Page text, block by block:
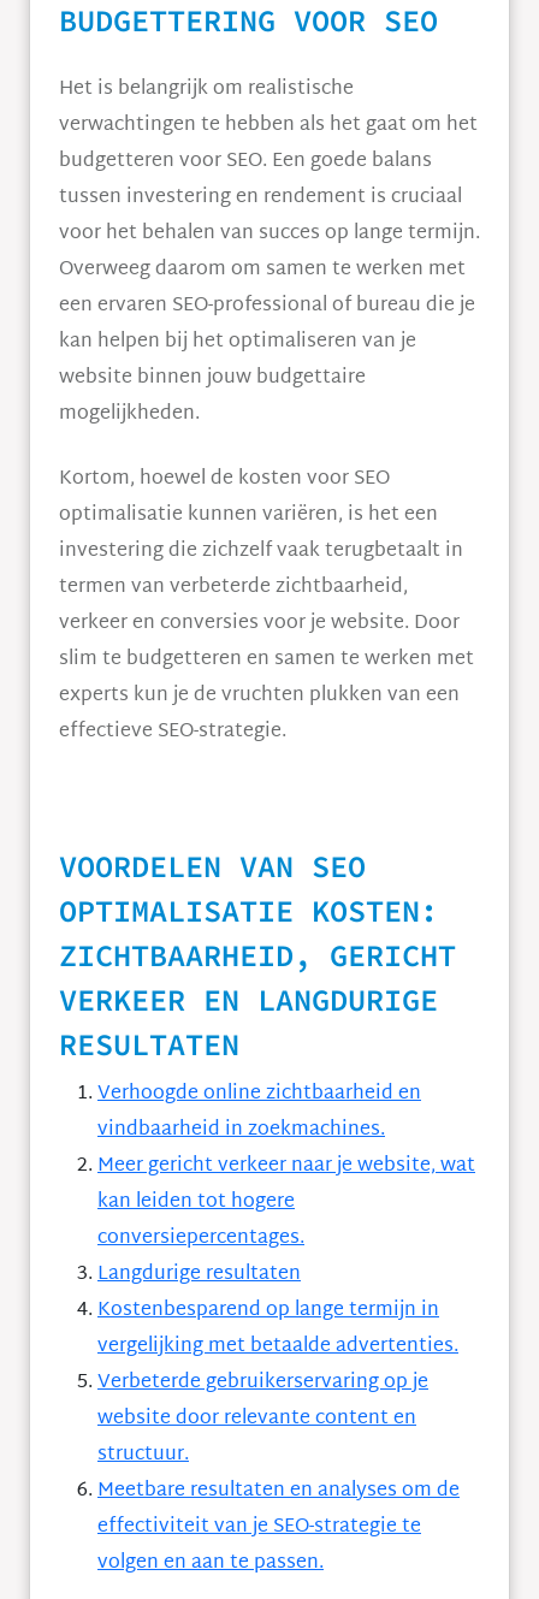
BUDGETTERING VOOR SEO
Het is belangrijk om realistische
verwachtingen te hebben als het gaat om het
budgetteren voor SEO. Een goede balans
tussen investering en rendement is cruciaal
voor het behalen van succes op lange termijn.
Overweeg daarom om samen te werken met
een ervaren SEO-professional of bureau die je
kan helpen bij het optimaliseren van je
website binnen jouw budgettaire
mogelijkheden.
Kortom, hoewel de kosten voor SEO
optimalisatie kunnen variëren, is het een
investering die zichzelf vaak terugbetaalt in
termen van verbeterde zichtbaarheid,
verkeer en conversies voor je website. Door
slim te budgetteren en samen te werken met
experts kun je de vruchten plukken van een
effectieve SEO-strategie.
VOORDELEN VAN SEO
OPTIMALISATIE KOSTEN:
ZICHTBAARHEID, GERICHT
VERKEER EN LANGDURIGE
RESULTATEN
Verhoogde online zichtbaarheid en
vindbaarheid in zoekmachines.
Meer gericht verkeer naar je website, wat
kan leiden tot hogere
conversiepercentages.
Langdurige resultaten
Kostenbesparend op lange termijn in
vergelijking met betaalde advertenties.
Verbeterde gebruikerservaring op je
website door relevante content en
structuur.
Meetbare resultaten en analyses om de
effectiviteit van je SEO-strategie te
volgen en aan te passen.